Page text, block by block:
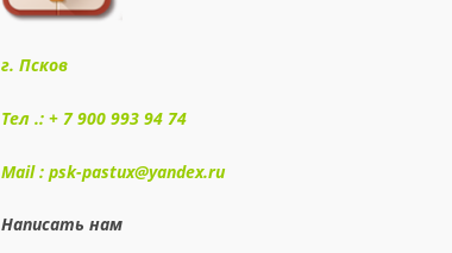
г. Псков
Тел .: + 7 900 993 94 74
Mail : psk-pastux@yandex.ru
Написать нам